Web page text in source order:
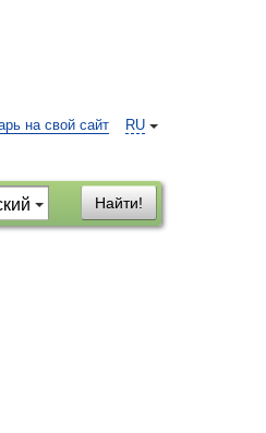
RU
на свой сайт
Найти!